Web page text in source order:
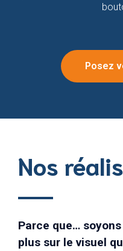
Posez
Nos
Parce que…
plus sur le visuel